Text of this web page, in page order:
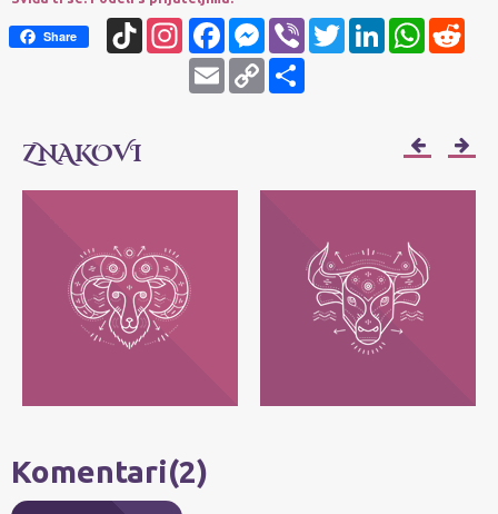
Share
TikTok InstagramFacebookMessenger
Viber Twitter LinkedIn WhatsApp
Email
Copy
Link
ZNAKOVI
OVAN
Njihov moto je: Ja sam! Najvažnije im je
da svako može da bude ono što jeste, bez
pretvaranja.
BIK
Njihov moto je: Ja imam - posedujem!
Najvažnije im je da zadrže ono što im
pripada.
Komentari(2)